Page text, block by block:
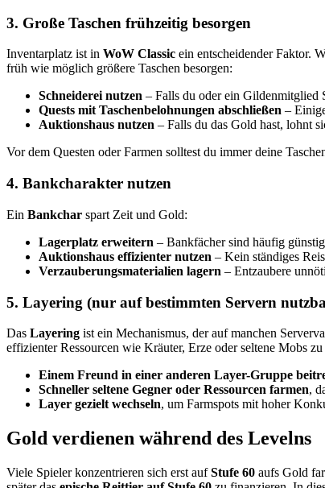
3. Große Taschen frühzeitig besorgen
Inventarplatz ist in WoW Classic ein entscheidender Faktor.
früh wie möglich größere Taschen besorgen:
Schneiderei nutzen – Falls du oder ein Gildenmitglied
Quests mit Taschenbelohnungen abschließen –
Auktionshaus nutzen – Falls du das Gold hast, lohnt
Vor dem Questen oder Farmen solltest du immer deine
4. Bankcharakter nutzen
Ein Bankchar spart Zeit und Gold:
Lagerplatz erweitern – Bankfächer sind häufig
Auktionshaus effizienter nutzen – Kein ständiges
Verzauberungsmaterialien lagern – Entzaubere
5. Layering (nur auf bestimmten Servern
Das Layering ist ein Mechanismus, der auf manchen
effizienter Ressourcen wie Kräuter, Erze oder seltene Mobs
Einem Freund in einer anderen Layer-Gruppe
Schneller seltene Gegner oder Ressourcen farmen,
Layer gezielt wechseln, um Farmspots mit hoher
Gold verdienen während des Levelns
Viele Spieler konzentrieren sich erst aufStufe 60 aufs Gold